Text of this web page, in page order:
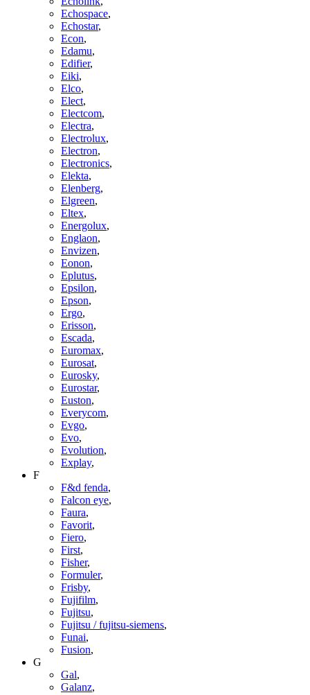
Echospace,
Echostar,
Econ,
Edamu,
Edifier,
Eiki,
Elco,
Elect,
Electcom,
Electra,
Electrolux,
Electron,
Electronics,
Elekta,
Elenberg,
Elgreen,
Eltex,
Energolux,
Englaon,
Envizen,
Eonon,
Eplutus,
Epsilon,
Epson,
Ergo,
Erisson,
Escada,
Euromax,
Eurosat,
Eurosky,
Eurostar,
Euston,
Everycom,
Evgo,
Evo,
Evolution,
Explay,
F
F&d fenda,
Falcon eye,
Faura,
Favorit,
Fiero,
First,
Fisher,
Formuler,
Frisby,
Fujifilm,
Fujitsu,
Fujitsu / fujitsu-siemens,
Funai,
Fusion,
G
Gal,
Galanz,